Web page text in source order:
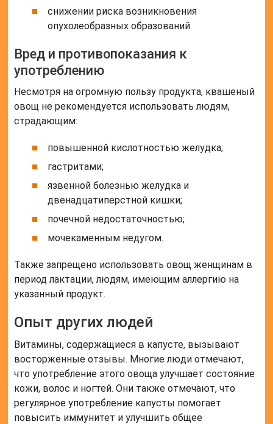
снижении риска возникновения
опухолеобразных образований.
Вред и противопоказания к
употреблению
Несмотря на огромную пользу продукта, квашеный
овощ не рекомендуется использовать людям,
страдающим:
повышенной кислотностью желудка;
гастритами;
язвенной болезнью желудка и
двенадцатиперстной кишки;
почечной недостаточностью;
мочекаменным недугом.
Также запрещено использовать овощ женщинам в
период лактации, людям, имеющим аллергию на
указанный продукт.
Опыт других людей
Витамины, содержащиеся в капусте, вызывают
восторженные отзывы. Многие люди отмечают,
что употребление этого овоща улучшает состояние
кожи, волос и ногтей. Они также отмечают, что
регулярное употребление капусты помогает
повысить иммунитет и улучшить общее